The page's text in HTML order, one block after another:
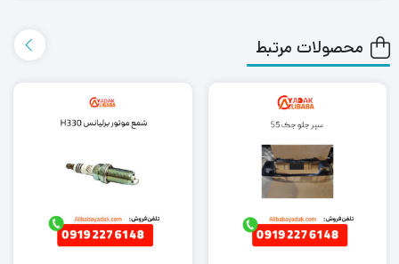
همچنین می توانید علاوه بر خرید دستگیره داخلی عقب چپ لیفان 620
این محصول با کارشناسان فروش ما تماس بگیرید.
محصولات مرتبط